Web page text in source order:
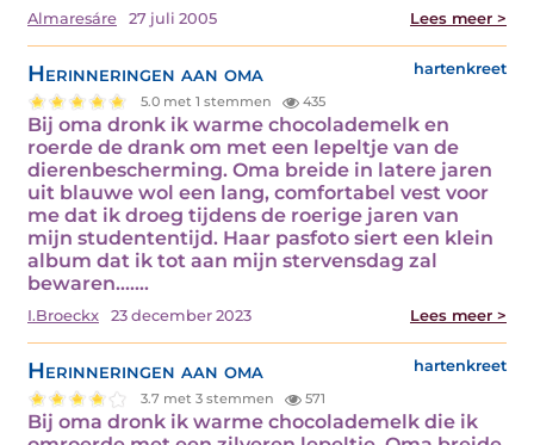
Almaresáre 27 juli 2005 Lees meer >
Herinneringen aan oma hartenkreet
5.0 met 1 stemmen 435
Bij oma dronk ik warme chocolademelk en
roerde de drank om met een lepeltje van de
dierenbescherming. Oma breide in latere jaren
uit blauwe wol een lang, comfortabel vest voor
me dat ik droeg tijdens de roerige jaren van
mijn studententijd. Haar pasfoto siert een klein
album dat ik tot aan mijn stervensdag zal
bewaren....…
I.Broeckx 23 december 2023 Lees meer >
Herinneringen aan oma hartenkreet
3.7 met 3 stemmen 571
Bij oma dronk ik warme chocolademelk die ik